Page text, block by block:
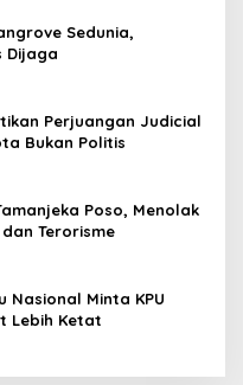
Sedunia,
Dijaga
Perjuangan Judicial
Bukan Politis
Poso, Menolak
Terorisme
Nasional Minta KPU
Lebih Ketat